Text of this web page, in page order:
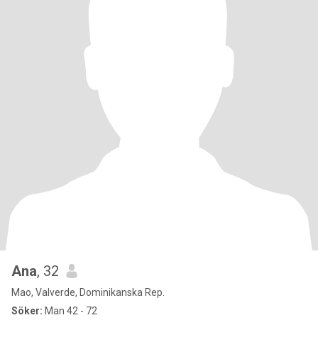
Ana, 32
Mao, Valverde, Dominikanska Rep.
Söker: Man 42 - 72